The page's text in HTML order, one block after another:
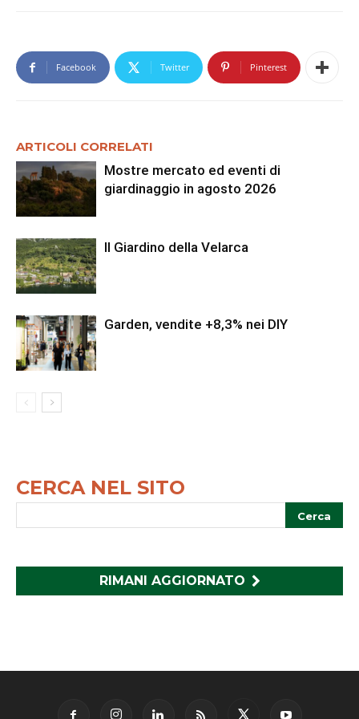
Facebook Twitter Pinterest
ARTICOLI CORRELATI
Mostre mercato ed eventi di
giardinaggio in agosto 2026
Il Giardino della Velarca
Garden, vendite +8,3% nei DIY
CERCA NEL SITO
RIMANI AGGIORNATO